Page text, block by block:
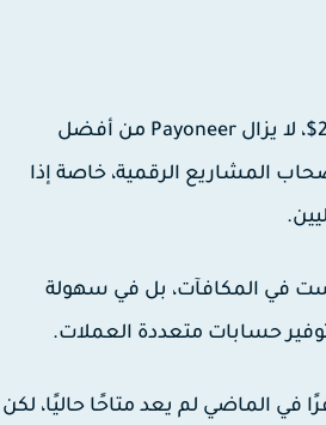
نعم، رغم انتهاء عرض 25$، لا يزال Payoneer من أفضل
المشاريع الرقمية، خاصة إذا
في المكافآت، بل فيسهولة
حسابات متعددة العملات.
في الماضي لم يعد متاحًا حاليًا، لكن